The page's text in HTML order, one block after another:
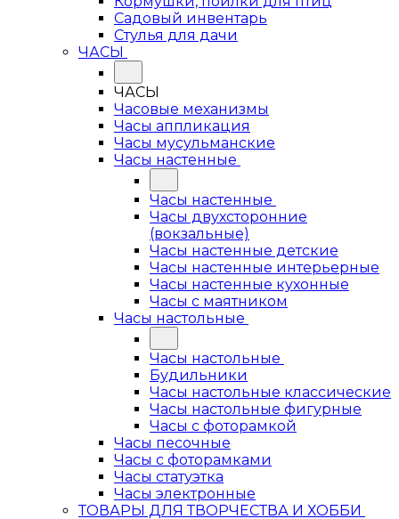
Садовый инвентарь
Стулья для дачи
ЧАСЫ
ЧАСЫ
Часовые механизмы
Часы аппликация
Часы мусульманские
Часы настенные
Часы настенные
Часы двухсторонние
(вокзальные)
Часы настенные детские
Часы настенные интерьерные
Часы настенные кухонные
Часы с маятником
Часы настольные
Часы настольные
Будильники
Часы настольные классические
Часы настольные фигурные
Часы с фоторамкой
Часы песочные
Часы с фоторамками
Часы статуэтка
Часы электронные
ТОВАРЫ ДЛЯ ТВОРЧЕСТВА И ХОББИ